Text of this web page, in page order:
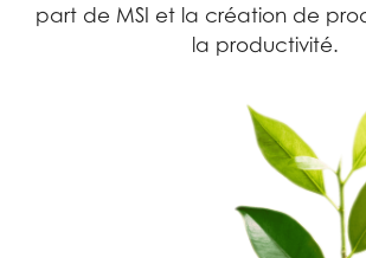
part de MSI et la création de
la productivité.